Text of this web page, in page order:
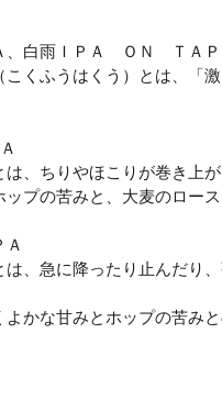
白雨ＩＰＡ　ＯＮ　ＴＡＰ
こくふうはくう）とは、「
は、ちりやほこりが巻き上
ップの苦みと、大麦のロー
Ａ
は、急に降ったり止んだり
よかな甘みとホップの苦み